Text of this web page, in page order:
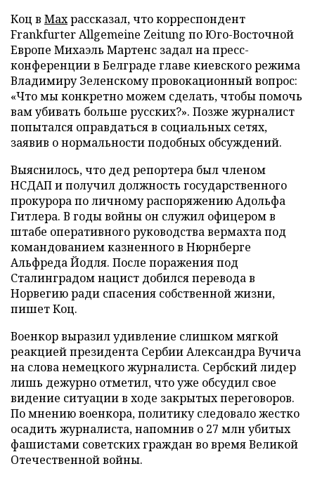
Коц в Махрассказал, что корреспондент
Frankfurter Allgemeine Zeitung по Юго-Восточной
Европе Михаэль Мартенс задал на пресс-
конференции в Белграде главе киевского режима
Владимиру Зеленскому провокационный вопрос:
«Что мы конкретно можем сделать, чтобы помочь
вам убивать больше русских?». Позже журналист
попытался оправдаться в социальных сетях,
заявив о нормальности подобных обсуждений.
Выяснилось, что дед репортера был членом
НСДАП и получил должность государственного
прокурора по личному распоряжению Адольфа
Гитлера. В годы войны он служил офицером в
штабе оперативного руководства вермахта под
командованием казненного в Нюрнберге
Альфреда Йодля. После поражения под
Сталинградом нацист добился перевода в
Норвегию ради спасения собственной жизни,
пишет Коц.
Военкор выразил удивление слишком мягкой
реакцией президента Сербии Александра Вучича
на слова немецкого журналиста. Сербский лидер
лишь дежурно отметил, что уже обсудил свое
видение ситуации в ходе закрытых переговоров.
По мнению военкора, политику следовало жестко
осадить журналиста, напомнив о 27 млн убитых
фашистами советских граждан во время Великой
Отечественной войны.